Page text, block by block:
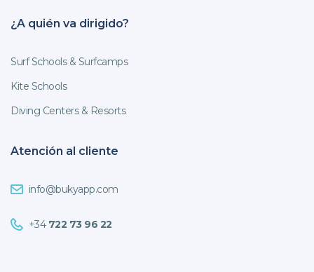
¿A quién va dirigido?
Surf Schools & Surfcamps
Kite Schools
Diving Centers & Resorts
Atención al cliente
info@bukyapp.com
+34 722 73 96 22